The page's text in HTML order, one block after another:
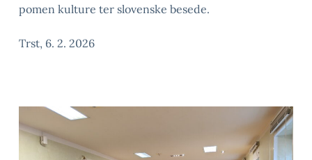
pomen kulture ter slovenske besede.
Trst, 6. 2. 2026